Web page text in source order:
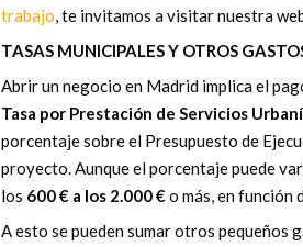
trabajo, te invitamos a visitar nuestra
TASAS MUNICIPALES Y OTROS
Abrir un negocio en Madrid implica el
Tasa por Prestación de Servicios
porcentaje sobre el Presupuesto de
proyecto. Aunque el porcentaje puede
los 600 € a los 2.000 € o más, en función
A esto se pueden sumar otros pequeños